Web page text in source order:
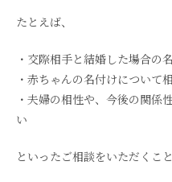
たとえば、
・交際相手と結婚した場合の
・赤ちゃんの名付けについて
・夫婦の相性や、今後の関係
い
といったご相談をいただくこ